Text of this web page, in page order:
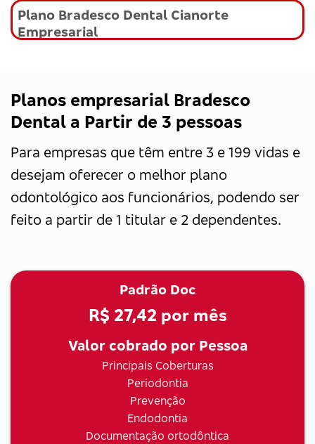
Plano Bradesco Dental Cianorte
Empresarial
Planos empresarial Bradesco
Dental a Partir de 3 pessoas
Para empresas que têm entre 3 e 199 vidas e
desejam oferecer o melhor plano
odontológico aos funcionários, podendo ser
feito a partir de 1 titular e 2 dependentes.
Padrão Doc
R$ 27,42 por mês
Valor cobrado por Pessoa
Principais Coberturas
Periodontia
Prevenção
Endodontia
Documentação ortodôntica